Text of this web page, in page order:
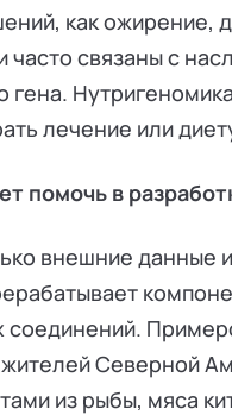
как ожирение,
часто связаны с
гена.
лечение или
помочь в
внешние данные
соединений.
Северной
из рыбы, мяса